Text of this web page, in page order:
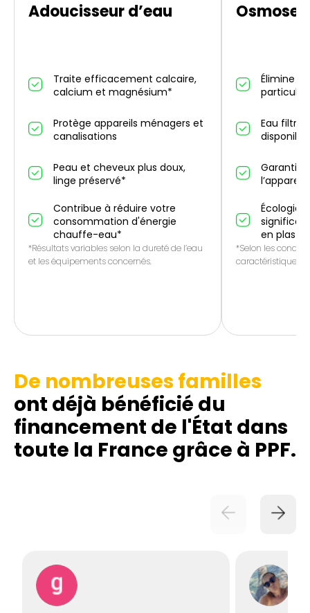
Adoucisseur d’eau
Traite efficacement calcaire,
calcium et magnésium*
Protège appareils ménagers et
canalisations
Peau et cheveux plus doux,
linge préservé*
Contribue à réduire votre
consommation d'énergie
chauffe-eau*
*Résultats variables selon la dureté de l’eau
et les équipements concernés.
Élimine
Eau
Garantie
l’appareil
en
*Selon les
caractéristiques
De nombreuses familles
ont déjà bénéficié du
financement de l'État dans
toute la France grâce à PPF.